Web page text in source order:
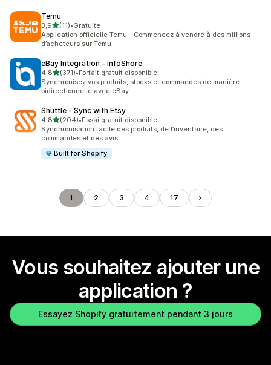
Temu
3,9étoile(s) sur 5
(11)
11 avis au total
•Gratuite
Application officielle Temu - Commencez à vendre à des millions
d’acheteurs sur Temu
eBay Integration ‑ InfoShore
4,8étoile(s) sur 5
(371)
371 avis au total
•Forfait gratuit disponible
Synchronisez vos produits, stocks et commandes de manière
bidirectionnelle avec eBay
Shuttle ‑ Sync with Etsy
4,8étoile(s) sur 5
(204)
204 avis au total
•Essai gratuit disponible
Synchronisation facile des produits, de l’inventaire, des
commandes et des avis
Built for Shopify
1 2 3 4 17
Vous souhaitez ajouter une
application ?
Essayez Shopify gratuitement pendant 3 jours